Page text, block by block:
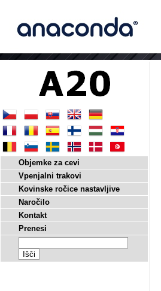
Objemke za cevi
Vpenjalni trakovi
Kovinske ročice nastavljive
Naročilo
Kontakt
Prenesi